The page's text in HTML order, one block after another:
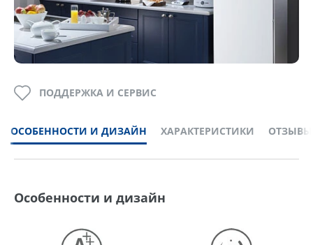
ОСОБЕННОСТИ И ДИЗАЙН ХАРАКТЕРИСТИКИ ОТЗЫВЫ
ПОДДЕРЖКА И СЕРВИС
Особенности и дизайн